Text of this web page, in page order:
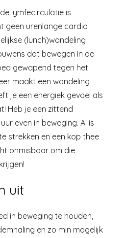
lymfecirculatie is
geen urenlange cardio
(lunch)wandeling
dat bewegen in de
gewapend tegen het
maakt een wandeling
je een energiek gevoel als
Heb je een zittend
even in beweging. Al is
strekken en een kop thee
onmisbaar om die
uit
in beweging te houden,
en zo min mogelijk